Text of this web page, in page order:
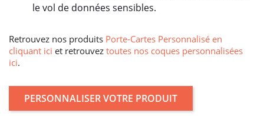
le vol de données sensibles.
Retrouvez nos produits Porte-Cartes Personnalisé en
cliquant ici et retrouvez toutes nos coques personnalisées
ici.
PERSONNALISER VOTRE PRODUIT